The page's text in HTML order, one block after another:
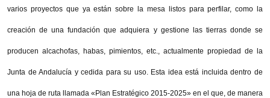
varios proyectos que ya están sobre la mesa listos para perfilar, como la
creación de una fundación que adquiera y gestione las tierras donde se
producen alcachofas, habas, pimientos, etc., actualmente propiedad de la
Junta de Andalucía y cedida para su uso. Esta idea está incluida dentro de
una hoja de ruta llamada «Plan Estratégico 2015-2025» en el que, de manera